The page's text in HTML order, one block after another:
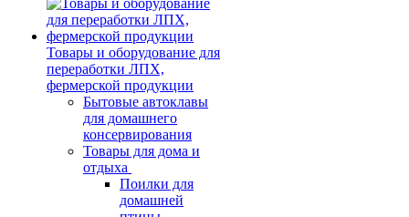
Товары и оборудование для
переработки ЛПХ,
фермерской продукции
Бытовые автоклавы
для домашнего
консервирования
Товары для дома и
отдыха
Поилки для
домашней